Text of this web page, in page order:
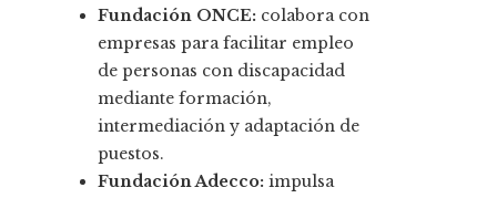
Fundación ONCE: colabora con
empresas para facilitar empleo
de personas con discapacidad
mediante formación,
intermediación y adaptación de
puestos.
Fundación Adecco: impulsa